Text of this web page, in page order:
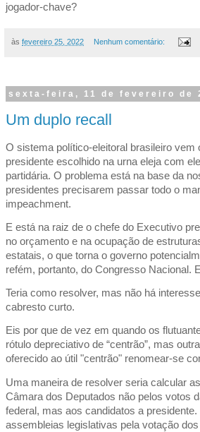
jogador-chave?
às fevereiro 25, 2022 Nenhum comentário:
sexta-feira, 11 de fevereiro de
Um duplo recall
O sistema político-eleitoral brasileiro vem
presidente escolhido na urna eleja com
partidária. O problema está na base da
presidentes precisarem passar todo o
impeachment.
E está na raiz de o chefe do Executivo
no orçamento e na ocupação de
estatais, o que torna o governo
refém, portanto, do Congresso Nacional.
Teria como resolver, mas não há
cabresto curto.
Eis por que de vez em quando os
rótulo depreciativo de “centrão”, mas
oferecido ao útil "centrão" renomear-se
Uma maneira de resolver seria calcular
Câmara dos Deputados não pelos votos
federal, mas aos candidatos a
assembleias legislativas pela votação